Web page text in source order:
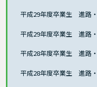
平成29年度卒業生 進路
平成29年度卒業生 進路
平成28年度卒業生 進路
平成28年度卒業生 進路